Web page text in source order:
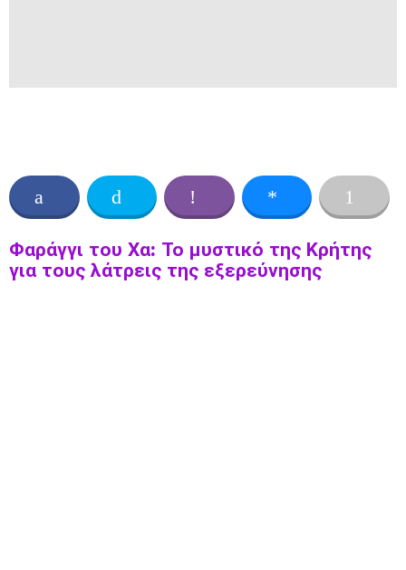
Φαράγγι του Χα: Το μυστικό της Κρήτης
για τους λάτρεις της εξερεύνησης